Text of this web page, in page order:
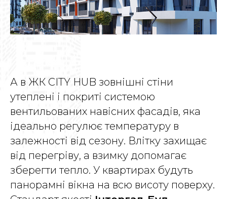
А в ЖК CITY HUB зовнішні стіни
утеплені і покриті системою
вентильованих навісних фасадів, яка
ідеально регулює температуру в
залежності від сезону. Влітку захищає
від перегріву, а взимку допомагає
зберегти тепло. У квартирах будуть
панорамні вікна на всю висоту поверху.